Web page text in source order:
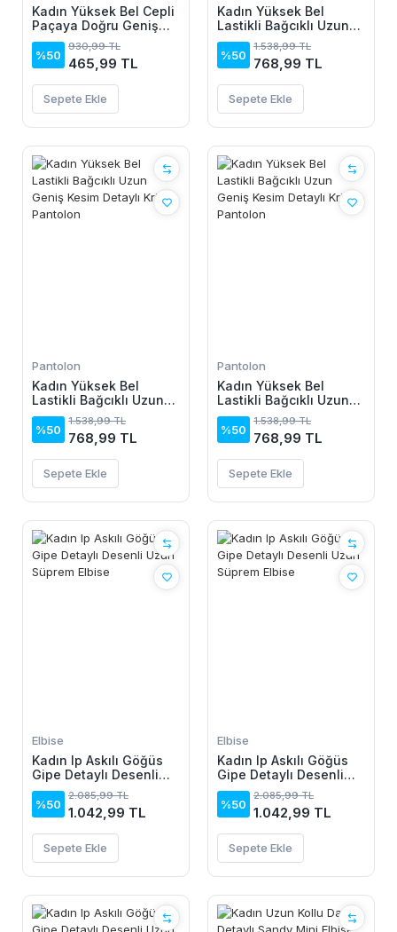
Kadın Yüksek Bel Cepli
Paçaya Doğru Geniş
Dalgıç Pantolon
%50
930,99 TL
465,99 TL
Sepete Ekle
Kadın Yüksek Bel
Lastikli Bağcıklı Uzun
Geniş Kesim Detaylı
Krinkıl Pantolon
%50
1.538,99 TL
768,99 TL
Sepete Ekle
Pantolon
Kadın Yüksek Bel
Lastikli Bağcıklı Uzun
Geniş Kesim Detaylı
Krinkıl Pantolon
%50
1.538,99 TL
768,99 TL
Sepete Ekle
Pantolon
Kadın Yüksek Bel
Lastikli Bağcıklı Uzun
Geniş Kesim Detaylı
Krinkıl Pantolon
%50
1.538,99 TL
768,99 TL
Sepete Ekle
Elbise
Kadın Ip Askılı Göğüs
Gipe Detaylı Desenli
Uzun Süprem Elbise
%50
2.085,99 TL
1.042,99 TL
Sepete Ekle
Elbise
Kadın Ip Askılı Göğüs
Gipe Detaylı Desenli
Uzun Süprem Elbise
%50
2.085,99 TL
1.042,99 TL
Sepete Ekle